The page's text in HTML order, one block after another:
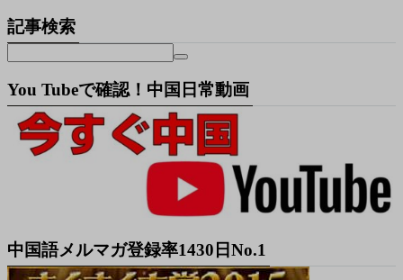
記事検索
You Tubeで確認！中国日常動画
中国語メルマガ登録率1430日No.1